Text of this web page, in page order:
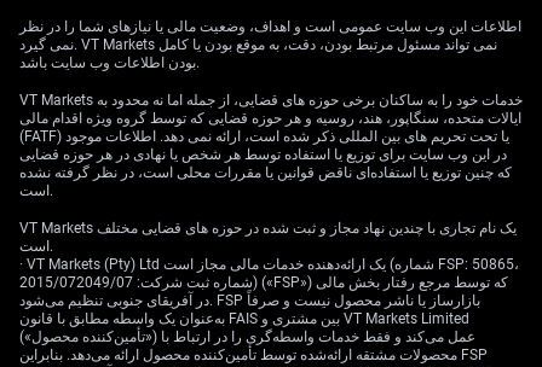
رابطه‌ای که دیگر با تعریف‌های قدیمی جور درنمی‌آید
سیاست جهانی توضیح داد. نه شریک واقعی‌اند و نه رقیبِ
صددرصد. در وضعیت میانی قرار دارند: از نظر اقتصادی در
هم تنیده‌اند، اما از نظر راهبردی (تصمیم‌های بلندمدتِ امنیتی و
US President Donald Trump said the
relationship between the United States and
China is a ‘very strong on’ during a meeting
with Chinese President Xi Jinping in Beijing
https://t.co/IFiNGxmmes
pic.twitter.com/yrQ4B4FHpk
اطلاعات این وب سایت عمومی است و اهداف، وضعیت مالی یا نیازهای شما را در نظر
نمی گیرد. VT Markets نمی تواند مسئول مرتبط بودن، دقت، به موقع بودن یا کامل
بودن اطلاعات وب سایت باشد.
VT Markets خدمات خود را به ساکنان برخی حوزه های قضایی، از جمله اما نه محدود به
ایالات متحده، سنگاپور، هند، روسیه و هر حوزه قضایی که توسط گروه ویژه اقدام مالی
(FATF) یا تحت تحریم های بین المللی ذکر شده است، ارائه نمی دهد. اطلاعات موجود
در این وب سایت برای توزیع یا استفاده توسط هر شخص یا نهادی در هر حوزه قضایی
که چنین توزیع یا استفاده‌ای ناقض قوانین یا مقررات محلی است، در نظر گرفته نشده
است.
VT Markets یک نام تجاری با چندین نهاد مجاز و ثبت شده در حوزه های قضایی مختلف
است.
· VT Markets (Pty) Ltd یک ارائه‌دهنده خدمات مالی مجاز است (شماره FSP: 50865،
شماره ثبت شرکت: 2015/072049/07) («FSP») که توسط مرجع رفتار بخش مالی
در آفریقای جنوبی تنظیم می‌شود. FSP بازارساز یا ناشر محصول نیست و صرفاً
به‌عنوان یک واسطه مطابق با قانون FAIS بین مشتری و VT Markets Limited
(«تأمین‌کننده محصول») عمل می‌کند و فقط خدمات واسطه‌گری را در ارتباط با
محصولات مشتقه ارائه‌شده توسط تأمین‌کننده محصول ارائه می‌دهد. بنابراین FSP